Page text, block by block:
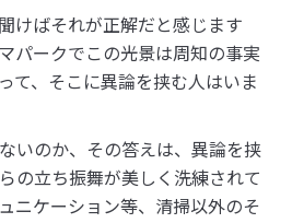
けばそれが正解だと感じます
パークでこの光景は周知の事実
て、そこに異論を挟む人はいま
いのか、その答えは、異論を挟
の立ち振舞が美しく洗練されて
ニケーション等、清掃以外のそ